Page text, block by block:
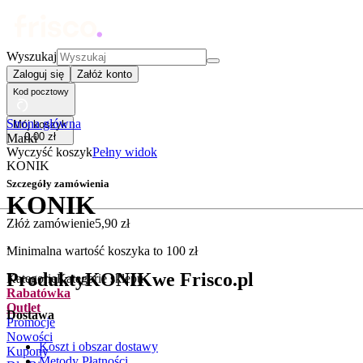
Wyszukaj
Zaloguj się Załóż konto
Kod pocztowy
Mój koszyk
0,00 zł
Wyczyść koszykPełny widok
Szczegóły zamówienia
Złóż zamówienie5,90 zł
Minimalna wartość koszyka to 100 zł
KategorieKategorie sklepu
Rabatówka
Outlet
Promocje
Nowości
Kupony
Strona główna
Marki
KONIK
KONIK
.
ProduktyKONIKwe Frisco.pl
Dostawa
Koszt i obszar dostawy